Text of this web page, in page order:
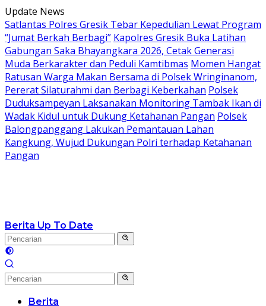
Langsung
ke
konten
Update News
Satlantas Polres Gresik Tebar Kepedulian Lewat Program
“Jumat Berkah Berbagi” Kapolres Gresik Buka Latihan
Gabungan Saka Bhayangkara 2026, Cetak Generasi
Muda Berkarakter dan Peduli Kamtibmas Momen Hangat
Ratusan Warga Makan Bersama di Polsek Wringinanom,
Pererat Silaturahmi dan Berbagi Keberkahan Polsek
Duduksampeyan Laksanakan Monitoring Tambak Ikan di
Wadak Kidul untuk Dukung Ketahanan Pangan Polsek
Balongpanggang Lakukan Pemantauan Lahan
Kangkung, Wujud Dukungan Polri terhadap Ketahanan
Pangan
Berita Up To Date
Berita